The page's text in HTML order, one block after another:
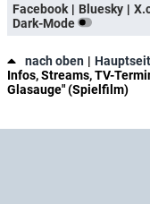
Facebook
Bluesky
Dark-Mode
nach oben
Infos, Streams, TV-
Glasauge" (Spielfilm)